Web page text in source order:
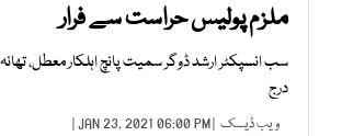
ملزم پولیس حراست سے فرار
سب انسپکٹر ارشد ڈوگر سمیت پانچ اہلکار معطل،
درج
ویب ڈیسک | JAN 23, 2021 06:00 PM |